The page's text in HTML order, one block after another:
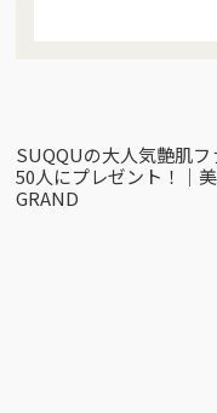
SUQQUの大人気艶肌フ
50人にプレゼント！｜
GRAND